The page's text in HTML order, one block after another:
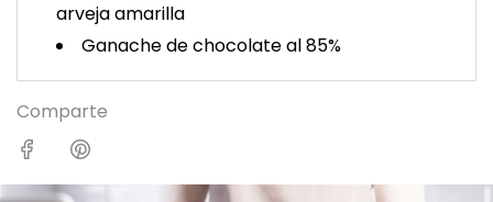
arveja amarilla
Ganache de chocolate al 85%
Comparte